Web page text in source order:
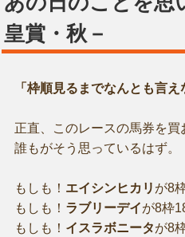
皇賞・秋－
「枠順見るまでなんとも言え
正直、このレースの馬券を
誰もがそう思っているはず。
もしも！ エイシンヒカリ が8
もしも！ ラブリーデイが8枠
もしも！ イスラボニータが8